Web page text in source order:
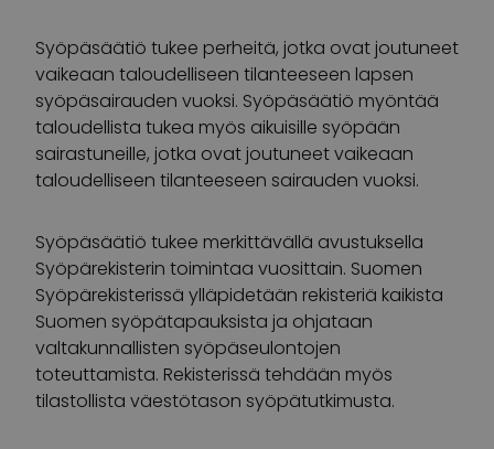
Syöpäsäätiö tukee perheitä, jotka ovat joutuneet
vaikeaan taloudelliseen tilanteeseen lapsen
syöpäsairauden vuoksi. Syöpäsäätiö myöntää
taloudellista tukea myös aikuisille syöpään
sairastuneille, jotka ovat joutuneet vaikeaan
taloudelliseen tilanteeseen sairauden vuoksi.
Syöpäsäätiö tukee merkittävällä avustuksella
Syöpärekisterin toimintaa vuosittain. Suomen
Syöpärekisterissä ylläpidetään rekisteriä kaikista
Suomen syöpätapauksista ja ohjataan
valtakunnallisten syöpäseulontojen
toteuttamista. Rekisterissä tehdään myös
tilastollista väestötason syöpätutkimusta.